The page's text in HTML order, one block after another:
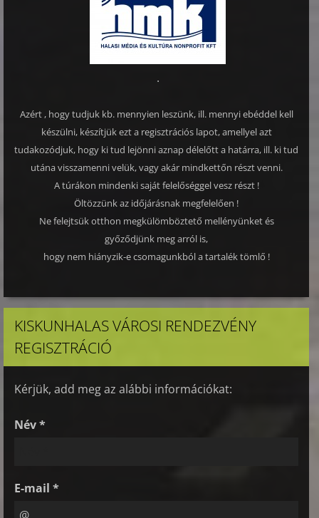
.
Azért , hogy tudjuk kb. mennyien leszünk, ill. mennyi ebéddel kell
készülni, készítjük ezt a regisztrációs lapot, amellyel azt
tudakozódjuk, hogy ki tud lejönni aznap délelőtt a határra, ill. ki tud
utána visszamenni velük, vagy akár mindkettőn részt venni.
A túrákon mindenki saját felelőséggel vesz részt !
Öltözzünk az időjárásnak megfelelően !
Ne felejtsük otthon megkülömböztető mellényünket és
győződjünk meg arról is,
hogy nem hiányzik-e csomagunkból a tartalék tömlő !
KISKUNHALAS VÁROSI RENDEZVÉNY
REGISZTRÁCIÓ
Kérjük, add meg az alábbi információkat:
Név *
E-mail *